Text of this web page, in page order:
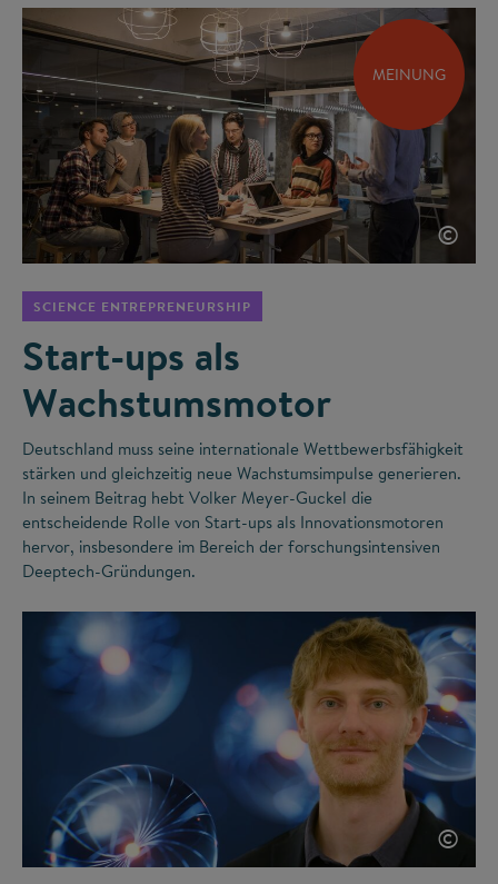
MEINUNG
©
SCIENCE ENTREPRENEURSHIP
Start-ups als
Wachstumsmotor
Deutschland muss seine internationale Wettbewerbsfähigkeit
stärken und gleichzeitig neue Wachstumsimpulse generieren.
In seinem Beitrag hebt Volker Meyer-Guckel die
entscheidende Rolle von Start-ups als Innovationsmotoren
hervor, insbesondere im Bereich der forschungsintensiven
Deeptech-Gründungen.
©